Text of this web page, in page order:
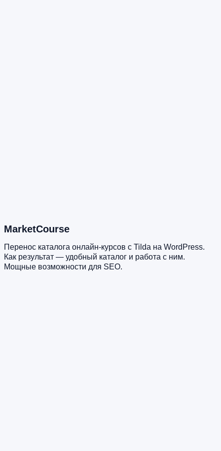
MarketCourse
Перенос каталога онлайн-курсов с Tilda на WordPress.
Как результат — удобный каталог и работа с ним.
Мощные возможности для SEO.